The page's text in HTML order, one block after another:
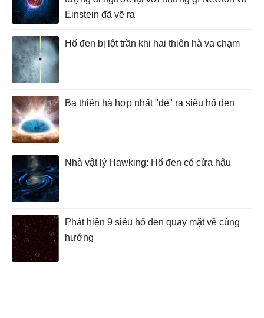
Einstein đã vẽ ra
Hố đen bị lột trần khi hai thiên hà va chạm
Ba thiên hà hợp nhất "đẻ" ra siêu hố đen
Nhà vật lý Hawking: Hố đen có cửa hậu
Phát hiện 9 siêu hố đen quay mặt về cùng
hướng